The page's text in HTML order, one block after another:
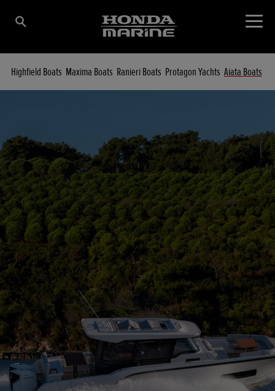
Highfield Boats Maxima Boats Ranieri Boats Protagon Yachts Aiata Boats